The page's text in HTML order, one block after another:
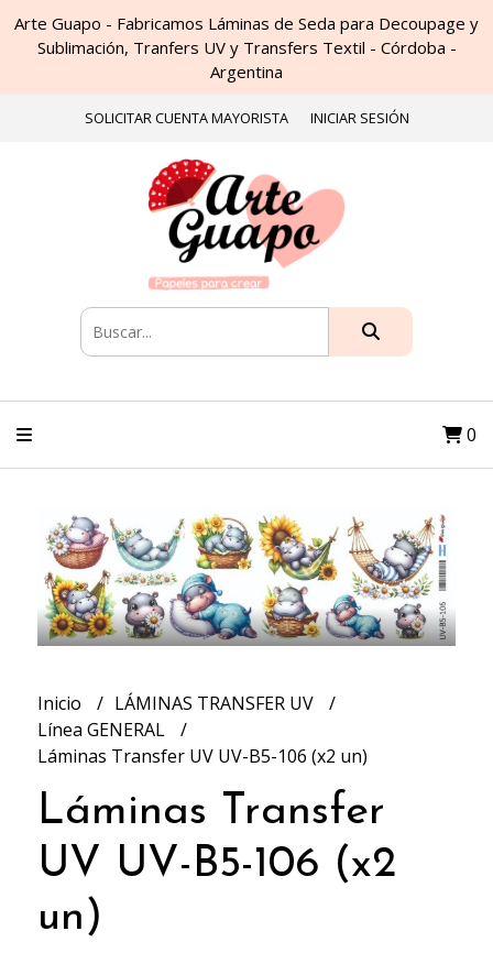
Arte Guapo - Fabricamos Láminas de Seda para Decoupage y
Sublimación, Tranfers UV y Transfers Textil - Córdoba -
Argentina
SOLICITAR CUENTA MAYORISTA INICIAR SESIÓN
0
Inicio
LÁMINAS TRANSFER UV
Línea GENERAL
Láminas Transfer UV UV-B5-106 (x2 un)
Láminas Transfer
UV UV-B5-106 (x2
un)